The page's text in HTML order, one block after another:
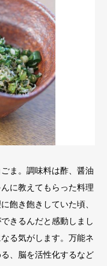
ま。調味料は酢、醤油
に教えてもらった料理
飽き飽きしていた頃、
きるんだと感動しまし
る気がします。万能ネ
、脳を活性化するなど